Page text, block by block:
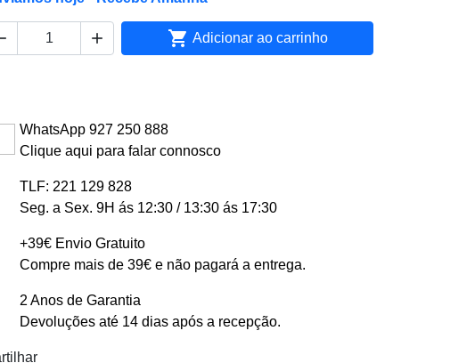
  Adicionar ao carrinho
WhatsApp 927 250 888
Clique aqui para falar connosco
TLF: 221 129 828
Seg. a Sex. 9H ás 12:30 / 13:30 ás 17:30
+39€ Envio Gratuito
Compre mais de 39€ e não pagará a entrega.
2 Anos de Garantia
Devoluções até 14 dias após a recepção.